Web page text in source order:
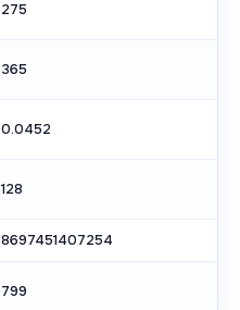
275
365
0.0452
128
8697451407254
799